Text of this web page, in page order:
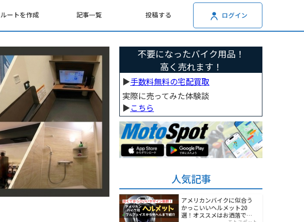
ルートを作成 記事一覧 投稿する ログイン
不要になったバイク用品！
高く売れます！
▶︎手数料無料の宅配買取
実際に売ってみた体験談
▶︎こちら
人気記事
アメリカンバイクに似合う
かっこいいヘルメット20
選！オススメはお洒落でワ